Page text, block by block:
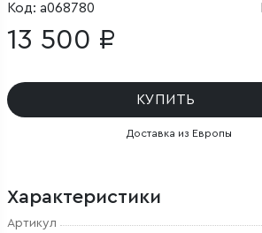
Код: a068780
13 500 ₽
КУПИТЬ
Доставка из Европы
Характеристики
Артикул